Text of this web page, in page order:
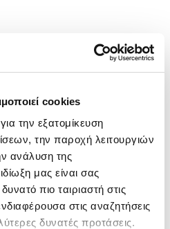
cookies
την εξατομίκευση
την παροχή λειτουργιών
ανάλυση της
μας είναι σας
πιο ταιριαστή στις
στις αναζητήσεις
δυνατές προτάσεις.